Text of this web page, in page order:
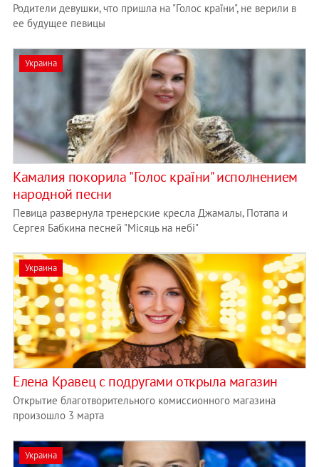
Родители девушки, что пришла на "Голос країни", не верили в
ее будущее певицы
Украина
Камалия покорила "Голос країни" исполнением
народной песни
Певица развернула тренерские кресла Джамалы, Потапа и
Сергея Бабкина песней "Місяць на небі"
Украина
Елена Кравец с подругами открыла магазин
Открытие благотворительного комиссионного магазина
произошло 3 марта
Украина